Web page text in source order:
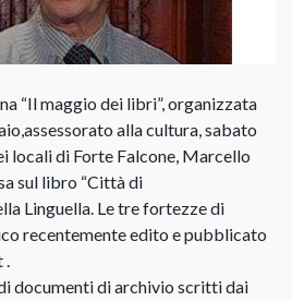
“Il maggio dei libri”, organizzata
alla cultura, sabato
locali di Forte Falcone, Marcello
sul libro “Città di
Linguella. Le tre fortezze di
recentemente edito e pubblicato
.
documenti di archivio scritti dai